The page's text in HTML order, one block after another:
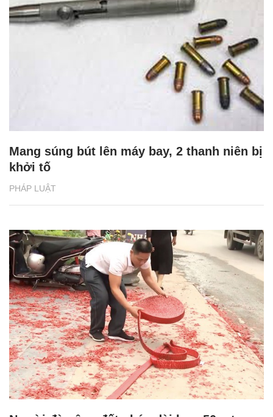
PHÁP LUẬT
Mang súng bút lên máy bay, 2 thanh niên bị
khởi tố